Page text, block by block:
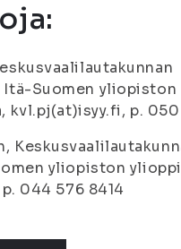
Itä-Suomen yliopiston
kvl.pj(at)isyy.fi, p. 050
yliopiston
044 576 8414